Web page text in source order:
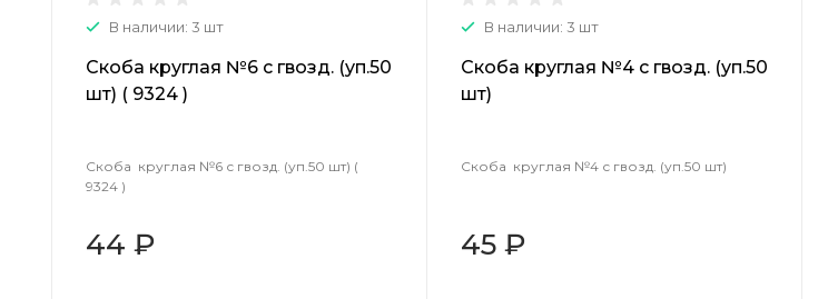
В наличии: 3 шт
Скоба круглая №6 с гвозд. (уп.50
шт) ( 9324 )
Скоба круглая №6 с гвозд. (уп.50 шт) (
9324 )
44 ₽
В наличии: 3 шт
Скоба круглая №4 с гвозд. (уп.50
шт)
Скоба круглая №4 с гвозд. (уп.50 шт)
45 ₽